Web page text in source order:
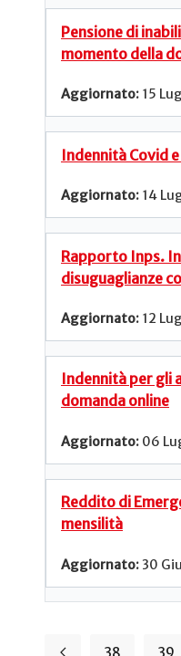
Pensione di
momento della
15
Indennità Covid
14
Rapporto Inps.
disuguaglianze
12
Indennità per gli
domanda online
06
Reddito di
mensilità
30